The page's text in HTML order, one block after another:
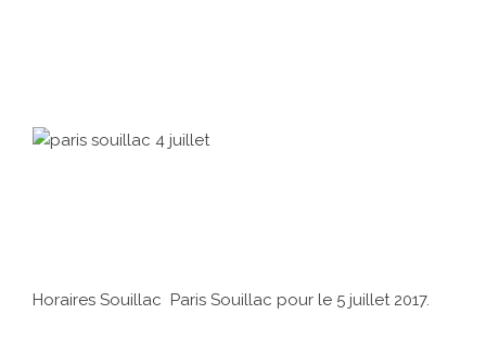
Horaires Souillac Paris Souillac pour le 5 juillet 2017.